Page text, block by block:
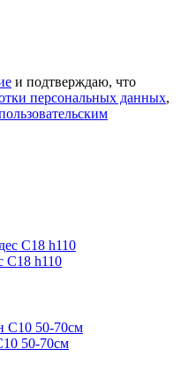
и подтверждаю, что
персональных данных,
С18 h110
50-70см